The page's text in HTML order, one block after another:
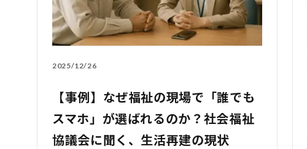
2025/12/26
【事例】なぜ福祉の現場で「誰でも
スマホ」が選ばれるのか？社会福祉
協議会に聞く、生活再建の現状